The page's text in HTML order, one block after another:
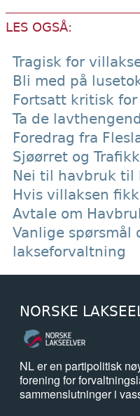
LES OGSÅ:
Tragisk for
Bli med på
Fortsatt kritisk
Ta de
Foredrag fra
Sjøørret og
Nei til havbruk til
Hvis villaksen
Avtale om
Vanlige spørsmål
lakseforvaltning
NORSKE
NL er en partipolitisk
forening for
sammenslutninger i